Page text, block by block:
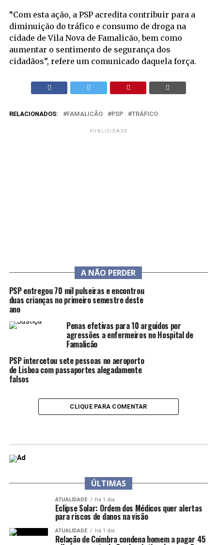
“Com esta ação, a PSP acredita contribuir para a
diminuição do tráfico e consumo de droga na
cidade de Vila Nova de Famalicão, bem como
aumentar o sentimento de segurança dos
cidadãos”, refere um comunicado daquela força.
RELACIONADOS: FAMALICÃO PSP TRÁFICO
PUBLICIDADE
A NÃO PERDER
PSP entregou 70 mil pulseiras e encontrou
duas crianças no primeiro semestre deste
ano
Penas efetivas para 10 arguidos por
agressões a enfermeiros no Hospital de
Famalicão
PSP intercetou sete pessoas no aeroporto
de Lisboa com passaportes alegadamente
falsos
CLIQUE PARA COMENTAR
ÚLTIMAS
ATUALIDADE há 1 dia
Eclipse Solar: Ordem dos Médicos quer alertas
para riscos de danos na visão
ATUALIDADE há 1 dia
Relação de Coimbra condena homem a pagar 45